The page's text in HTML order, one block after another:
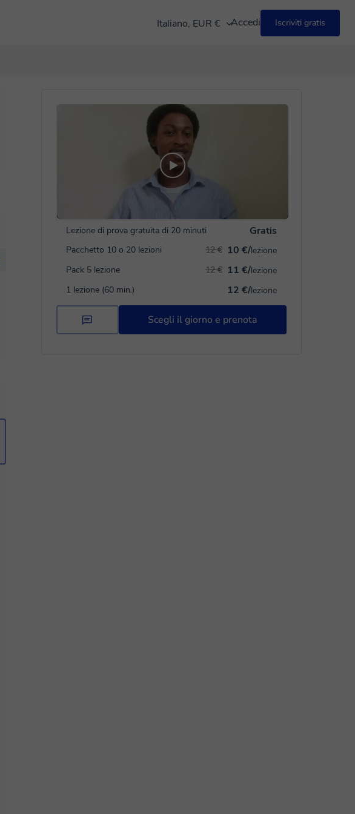
Italiano, EUR € Accedi Iscriviti gratis
Lezione di prova gratuita di 20 minuti Gratis
Pacchetto 10 o 20 lezioni 10 €/lezione
12 €
Pack 5 lezione
11 €/lezione
12 €
1 lezione (60 min.)
12 €/lezione
Scegli il giorno e prenota